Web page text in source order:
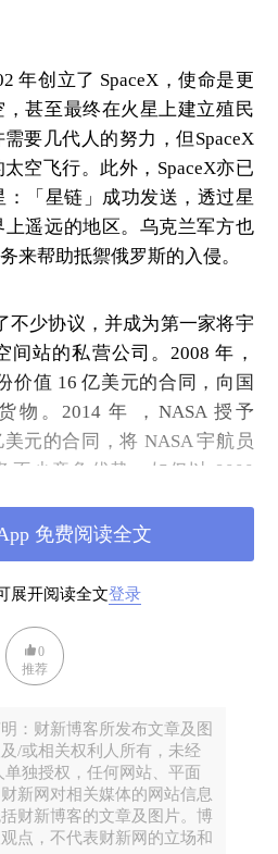
年创立了 SpaceX，使命是更
甚至最终在火星上建立殖民
要几代人的努力，但SpaceX
空飞行。此外，SpaceX亦已
「星链」成功发送，透过星
遥远的地区。乌克兰军方也
来帮助抵禦俄罗斯的入侵。
不少协议，并成为第一家将宇
站的私营公司。2008 年，
价值 16 亿美元的合同，向国
物。2014 年 ，NASA 授予
美元的合同，将 NASA 宇航员
不少竞争优势，如仅以 9000
作为私人公司， 亦不受
马斯克能够以惊人的速度行
，并从竞争公司和大学招聘
的大部分，2021 年带来 16 亿
可观的收入，该系统最终将部
克本人表示，卫星收入每年最
而星链事实上拥有更大的潜在
国最有价值的风险投资支持的
展开阅读全文登录
免费阅读全文
0
推荐
财新博客所发布文章及图
/或相关权利人所有，未经
独授权，任何网站、平面
新网对相关媒体的网站信息
财新博客的文章及图片。博
点，不代表财新网的立场和